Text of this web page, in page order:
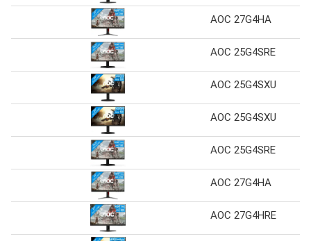
AOC 27G4HA
AOC 25G4SRE
AOC 25G4SXU
AOC 25G4SXU
AOC 25G4SRE
AOC 27G4HA
AOC 27G4HRE